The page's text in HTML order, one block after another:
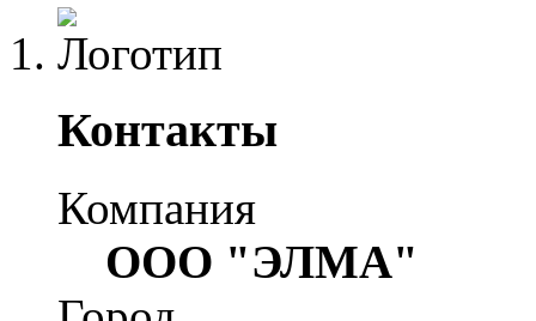
Контакты
Компания
ООО "ЭЛМА"